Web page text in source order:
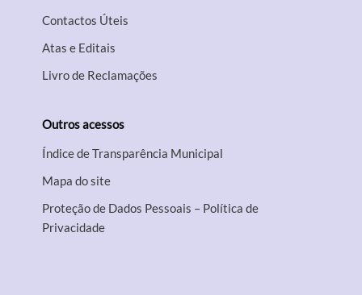
Contactos Úteis
Atas e Editais
Livro de Reclamações
Outros acessos
Índice de Transparência Municipal
Mapa do site
Proteção de Dados Pessoais – Política de
Privacidade